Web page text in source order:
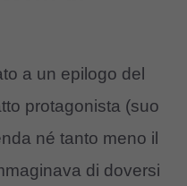
a un epilogo del
protagonista (suo
né tanto meno il
di doversi